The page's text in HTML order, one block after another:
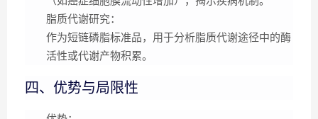
脂质代谢研究：
作为短链磷脂标准品，用于分析脂质代谢途径中的酶
活性或代谢产物积累。
四、优势与局限性